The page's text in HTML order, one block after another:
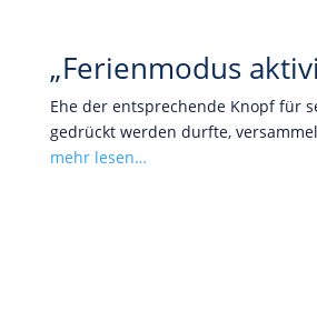
„Ferienmodus
Ehe der entsprechende Knopf für
gedrückt werden durfte,
mehr lesen…